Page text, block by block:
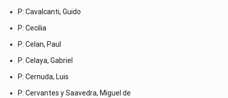
P: Cavalcanti, Guido
P: Cecilia
P: Celan, Paul
P: Celaya, Gabriel
P: Cernuda, Luis
P: Cervantes y Saavedra, Miguel de